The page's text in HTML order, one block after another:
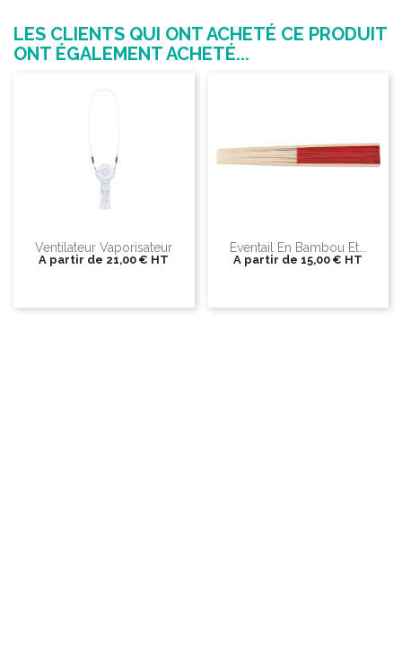
LES CLIENTS QUI ONT ACHETÉ CE PRODUIT
ONT ÉGALEMENT ACHETÉ...
Ventilateur Vaporisateur
A partir de 21,00 € HT
Eventail En Bambou Et...
A partir de 15,00 € HT